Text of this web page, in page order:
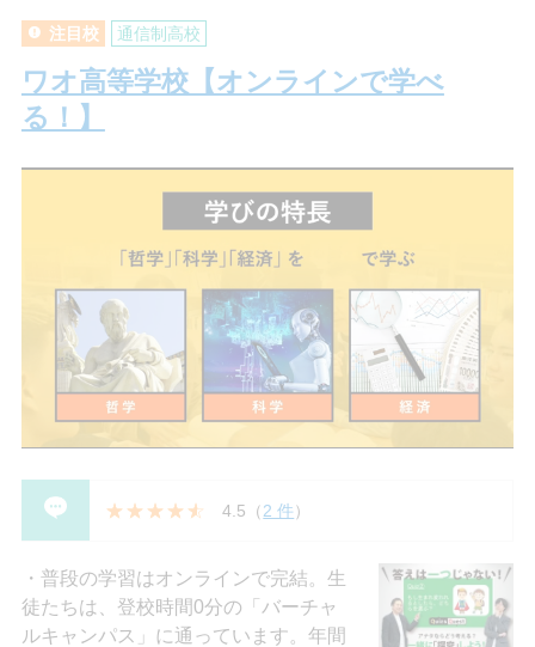
注目校 通信制高校
ワオ高等学校【オンラインで学べ
る！】
4.5 （2 件）
普段の学習はオンラインで完結。生
徒たちは、登校時間0分の「バーチャ
ルキャンパス」に通っています。年間